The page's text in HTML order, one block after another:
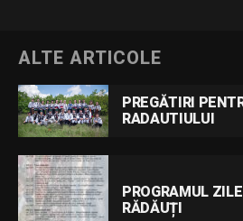
ALTE ARTICOLE
PREGĂTIRI
RADAUTIULUI
PROGRAMUL
RĂDĂUȚI